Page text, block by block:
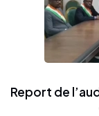
Report de